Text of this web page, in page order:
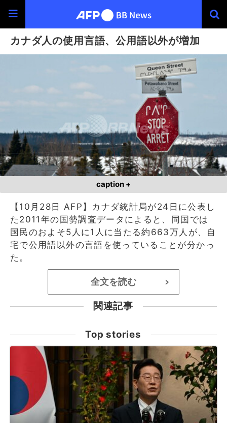
カナダ人の使用言語、公用語以外が増加
caption +
【10月28日 AFP】カナダ統計局が24日に公表し
た2011年の国勢調査データによると、同国では
国民のおよそ5人に1人に当たる約663万人が、自
宅で公用語以外の言語を使っていることが分かっ
た。
全文を読む >
関連記事
Top stories